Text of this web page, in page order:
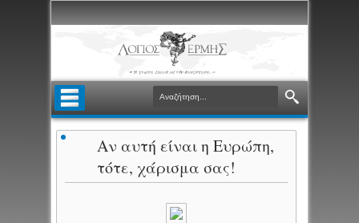
Αν αυτή είναι η Ευρώπη,
τότε, χάρισμα σας!